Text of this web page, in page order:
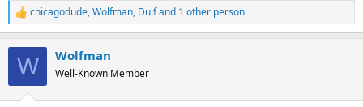
R
e
c
chicagodude,Wolfman, Duifand 1 other person
W Wolfman
Well-Known Member